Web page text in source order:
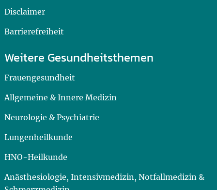
Disclaimer
Barrierefreiheit
Weitere Gesundheitsthemen
Frauengesundheit
Allgemeine & Innere Medizin
Neurologie & Psychiatrie
Lungenheilkunde
HNO-Heilkunde
Anästhesiologie, Intensivmedizin, Notfallmedizin &